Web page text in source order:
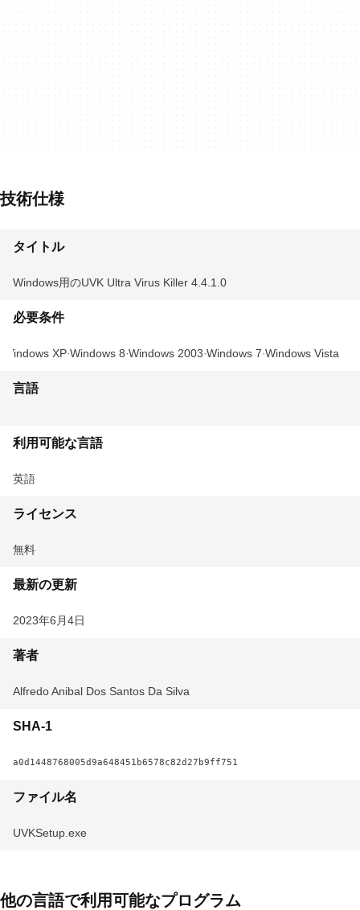
技術仕様
タイトル
Windows用のUVK Ultra Virus Killer 4.4.1.0
必要条件
Windows XP Windows 8 Windows 2003 Windows 7 Windows Vista
言語
利用可能な言語
英語
ライセンス
無料
最新の更新
2023年6月4日
著者
Alfredo Anibal Dos Santos Da Silva
SHA-1
a0d1448768005d9a648451b6578c82d27b9ff751
ファイル名
UVKSetup.exe
他の言語で利用可能なプログラム